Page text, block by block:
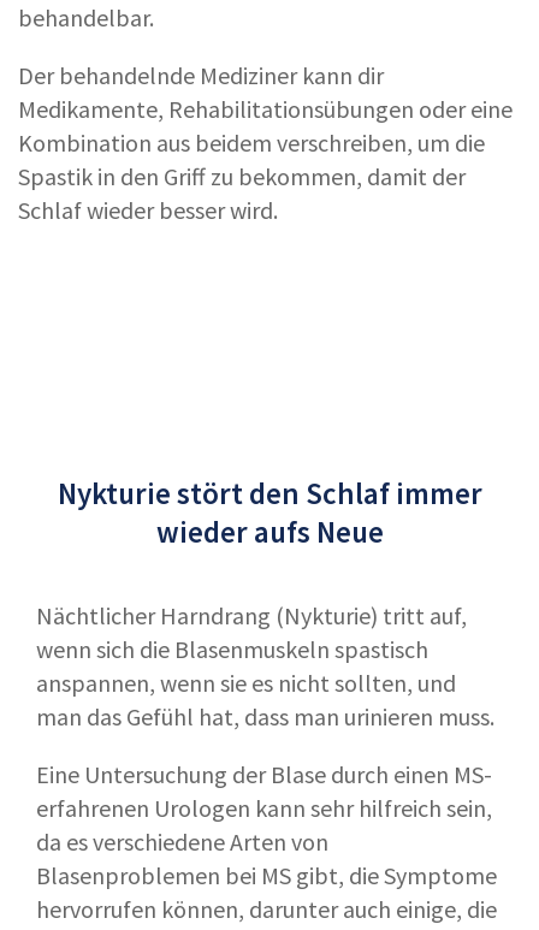
behandelbar.
Der behandelnde Mediziner kann dir
Medikamente, Rehabilitationsübungen oder eine
Kombination aus beidem verschreiben, um die
Spastik in den Griff zu bekommen, damit der
Schlaf wieder besser wird.
Nykturie stört den Schlaf immer
wieder aufs Neue
Nächtlicher Harndrang (Nykturie) tritt auf,
wenn sich die Blasenmuskeln spastisch
anspannen, wenn sie es nicht sollten, und
man das Gefühl hat, dass man urinieren muss.
Eine Untersuchung der Blase durch einen MS-
erfahrenen Urologen kann sehr hilfreich sein,
da es verschiedene Arten von
Blasenproblemen bei MS gibt, die Symptome
hervorrufen können, darunter auch einige, die